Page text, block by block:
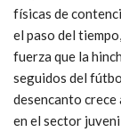
físicas de
el paso del
fuerza que la
seguidos del
desencanto crece
en el sector